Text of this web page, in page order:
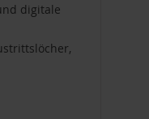
digitale